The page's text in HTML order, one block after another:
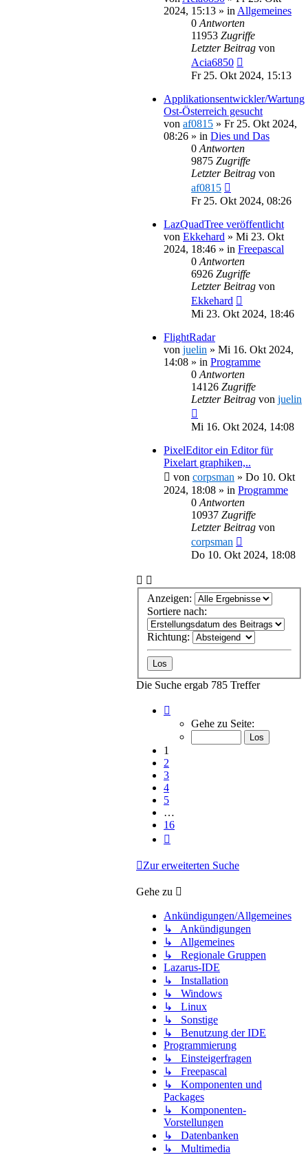
2024, 15:13 » in Allgemeines
0 Antworten
11953 Zugriffe
Letzter Beitrag von
Acia6850
Fr 25. Okt 2024, 15:13
Applikationsentwickler/Wartung
Ost-Österreich gesucht
von af0815 » Fr 25. Okt 2024,
08:26 » in Dies und Das
0 Antworten
9875 Zugriffe
Letzter Beitrag von
af0815
Fr 25. Okt 2024, 08:26
LazQuadTree veröffentlicht
von Ekkehard » Mi 23. Okt
2024, 18:46 » in Freepascal
0 Antworten
6926 Zugriffe
Letzter Beitrag von
Ekkehard
Mi 23. Okt 2024, 18:46
FlightRadar
von juelin » Mi 16. Okt 2024,
14:08 » in Programme
0 Antworten
14126 Zugriffe
Letzter Beitrag von juelin
Mi 16. Okt 2024, 14:08
PixelEditor ein Editor für
Pixelart graphiken,..
von corpsman » Do 10. Okt
2024, 18:08 » in Programme
0 Antworten
10937 Zugriffe
Letzter Beitrag von
corpsman
Do 10. Okt 2024, 18:08
Anzeigen:
Sortiere nach:
Richtung:
Die Suche ergab 785 Treffer
von
Gehe zu Seite:
1
2
3
4
5
…
16
Zur erweiterten Suche
Gehe zu
Ankündigungen/Allgemeines
↳ Ankündigungen
↳ Allgemeines
↳ Regionale Gruppen
Lazarus-IDE
↳ Installation
↳ Windows
↳ Linux
↳ Sonstige
↳ Benutzung der IDE
Programmierung
↳ Einsteigerfragen
↳ Freepascal
↳ Komponenten und
Packages
↳ Komponenten-
Vorstellungen
↳ Datenbanken
↳ Multimedia